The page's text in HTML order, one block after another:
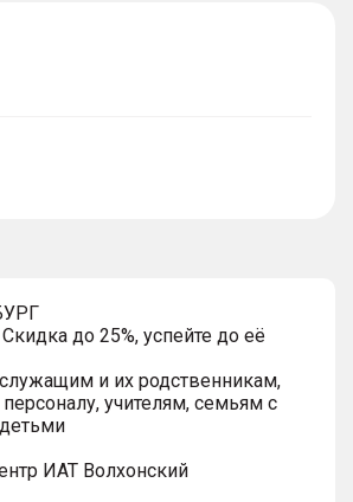
до 25%, успейте до её
и их родственникам,
учителям, семьям с
ИАТ Волхонский